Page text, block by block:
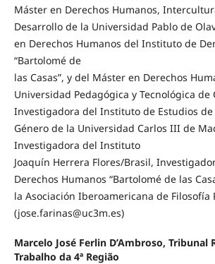
Máster en Derechos Humanos,
Desarrollo de la Universidad Pablo de
en Derechos Humanos del Instituto de
“Bartolomé de
las Casas”, y del Máster en Derechos
Universidad Pedagógica y Tecnológica de
Investigadora del Instituto de Estudios de
Género de la Universidad Carlos III de
Investigadora del Instituto
Joaquín Herrera Flores/Brasil,
Derechos Humanos “Bartolomé de las
la Asociación Iberoamericana de Filosofía
(jose.farinas@uc3m.es)
Marcelo José Ferlin D’Ambroso, Tribunal
Trabalho da 4ª Região